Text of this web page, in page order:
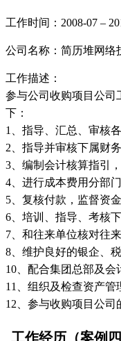
工作时间：2008-07 –
公司名称：简历堆网络
工作描述：
参与公司收购项目公司
下：
1、指导、汇总、审核
2、指导并审核下属财
3、编制会计核算指引
4、进行成本费用分部
5、复核付款，监督资
6、培训、指导、考核
7、和往来单位核对往
8、维护良好的银企、
10、配合集团总部及会
11、组织及检查资产管
12、参与收购项目公司
工作经历（案例四